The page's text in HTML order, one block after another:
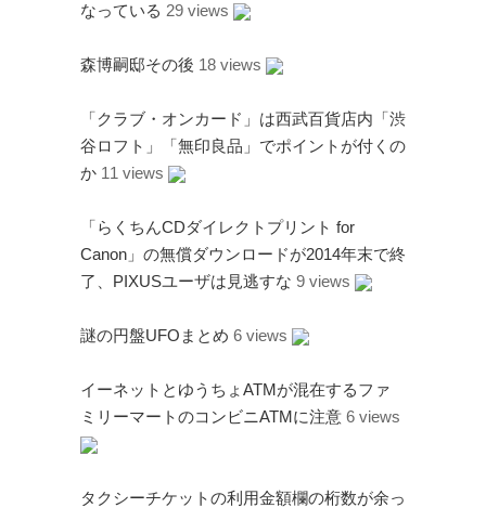
なっている 29 views
森博嗣邸その後 18 views
「クラブ・オンカード」は西武百貨店内「渋
谷ロフト」「無印良品」でポイントが付くの
か 11 views
「らくちんCDダイレクトプリント for
Canon」の無償ダウンロードが2014年末で終
了、PIXUSユーザは見逃すな 9 views
謎の円盤UFOまとめ 6 views
イーネットとゆうちょATMが混在するファ
ミリーマートのコンビニATMに注意 6 views
タクシーチケットの利用金額欄の桁数が余っ